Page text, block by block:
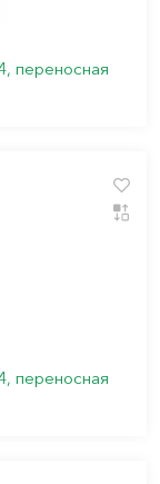
переносная
переносная